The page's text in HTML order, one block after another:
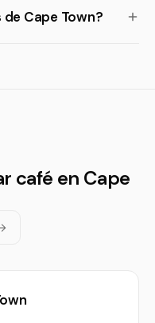
Cape Town?
café en Cape